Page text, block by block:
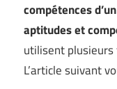
compétences
aptitudes et
utilisent
L’article suivant